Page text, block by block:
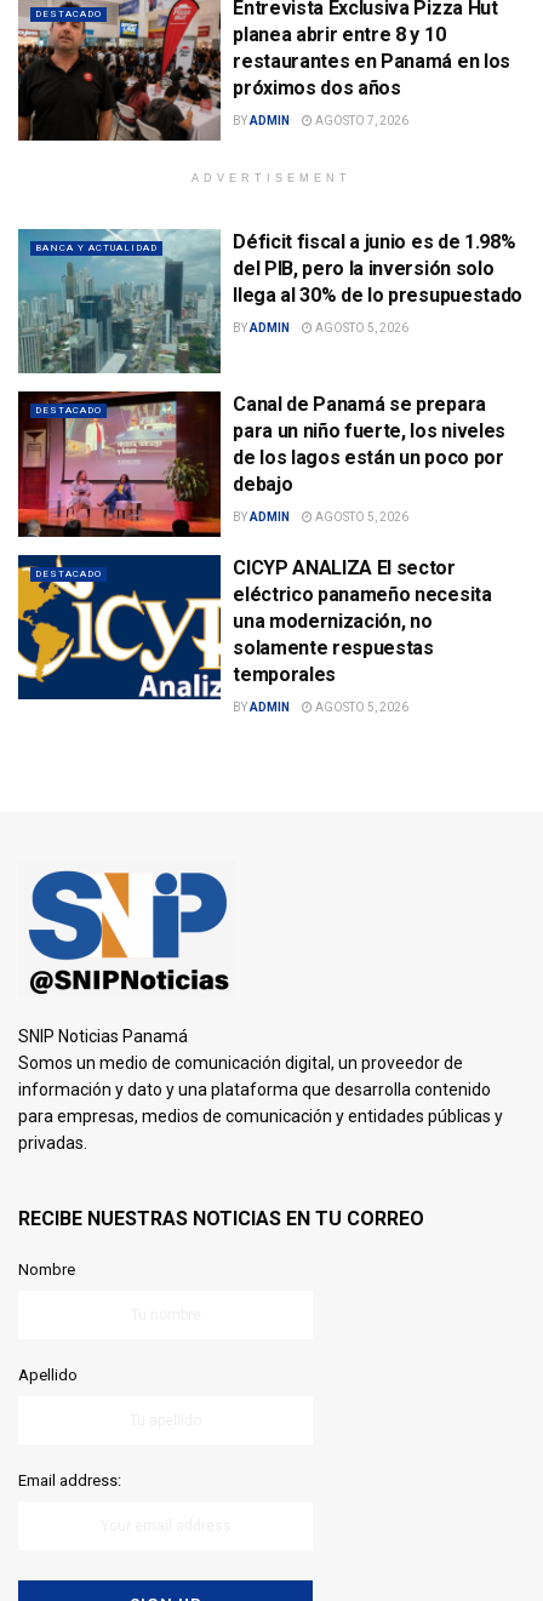
DESTACADO
Entrevista Exclusiva Pizza Hut
planea abrir entre 8 y 10
restaurantes en Panamá en los
próximos dos años
BYADMIN AGOSTO 7, 2026
ADVERTISEMENT
BANCA Y ACTUALIDAD
Déficit fiscal a junio es de 1.98%
del PIB, pero la inversión solo
llega al 30% de lo presupuestado
BYADMIN AGOSTO 5, 2026
DESTACADO
Canal de Panamá se prepara
para un niño fuerte, los niveles
de los lagos están un poco por
debajo
BYADMIN AGOSTO 5, 2026
DESTACADO
CICYP ANALIZA El sector
eléctrico panameño necesita
una modernización, no
solamente respuestas
temporales
BYADMIN AGOSTO 5, 2026
SNIP Noticias Panamá
Somos un medio de comunicación digital, un proveedor de
información y dato y una plataforma que desarrolla contenido
para empresas, medios de comunicación y entidades públicas y
privadas.
RECIBE NUESTRAS NOTICIAS EN TU CORREO
Nombre
Apellido
Email address: